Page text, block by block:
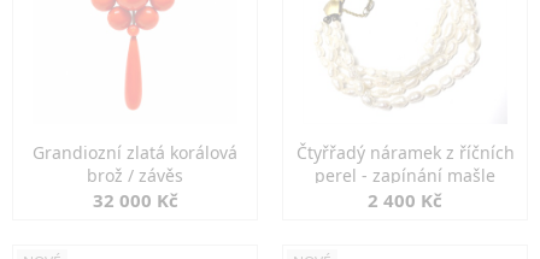
Grandiozní zlatá korálová
brož / závěs
32 000 Kč
Čtyřřadý náramek z říčních
perel - zapínání mašle
2 400 Kč